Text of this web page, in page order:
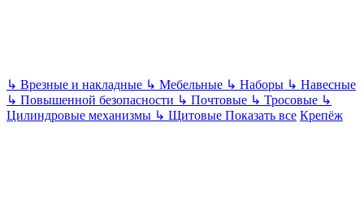
↳ Врезные и накладные ↳ Мебельные ↳ Наборы ↳ Навесные
↳ Повышенной безопасности ↳ Почтовые ↳ Тросовые ↳
Цилиндровые механизмы ↳ Щитовые Показать все Крепёж